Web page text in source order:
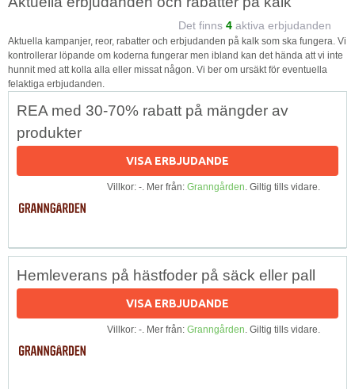
Det finns 4 aktiva erbjudanden
Aktuella kampanjer, reor, rabatter och erbjudanden på kalk som ska fungera. Vi
kontrollerar löpande om koderna fungerar men ibland kan det hända att vi inte
hunnit med att kolla alla eller missat någon. Vi ber om ursäkt för eventuella
felaktiga erbjudanden.
REA med 30-70% rabatt på mängder av
produkter
VISA ERBJUDANDE
Villkor: -. Mer från: Granngården. Giltig tills vidare.
Hemleverans på hästfoder på säck eller pall
VISA ERBJUDANDE
Villkor: -. Mer från: Granngården. Giltig tills vidare.